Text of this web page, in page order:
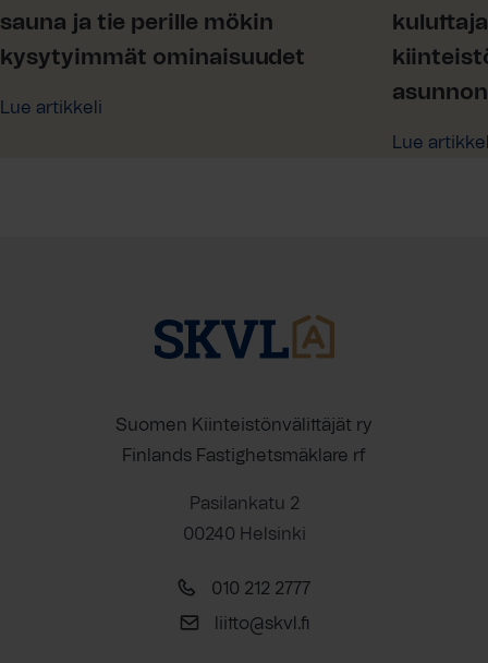
sauna ja tie perille mökin
kysytyimmät ominaisuudet
Lue artikkeli
Lue
Suomen Kiinteistönvälittäjät ry
Finlands Fastighetsmäklare rf
Pasilankatu 2
00240 Helsinki
010 212 2777
liitto@skvl.fi